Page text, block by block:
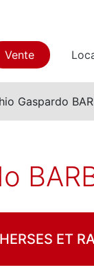
Vente
Gaspardo
ET